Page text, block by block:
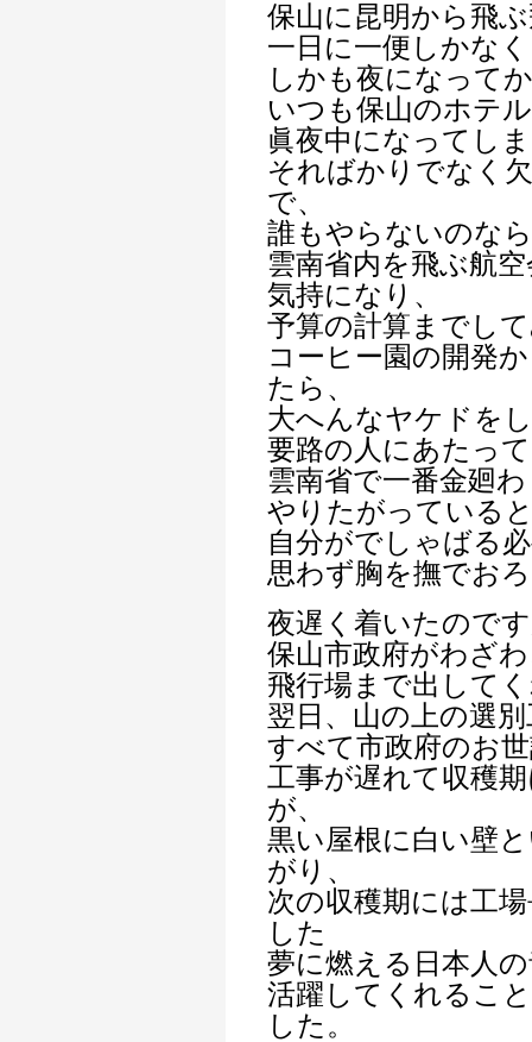
保山に昆明から飛
一日に一便しかな
しかも夜になって
いつも保山のホテ
眞夜中になってし
そればかりでなく
で、
誰もやらないのなら
雲南省内を飛ぶ航
気持になり、
予算の計算までし
コーヒー園の開発
たら、
大へんなヤケドを
要路の人にあたっ
雲南省で一番金廻
やりたがっている
自分がでしゃばる
思わず胸を撫でお
夜遅く着いたので
保山市政府がわざ
飛行場まで出して
翌日、山の上の選
すべて市政府のお
工事が遅れて収穫
が、
黒い屋根に白い壁
がり、
次の収穫期には工
した
夢に燃える日本人
活躍してくれるこ
した。